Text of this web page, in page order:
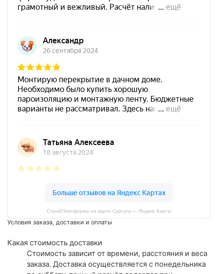
СтройПлатформа на карте Сургута — Яндекс Карты
Условия заказа, доставки и оплаты
Какая стоимость доставки
Стоимость зависит от времени, расстояния и веса
заказа. Доставка осуществляется с понедельника